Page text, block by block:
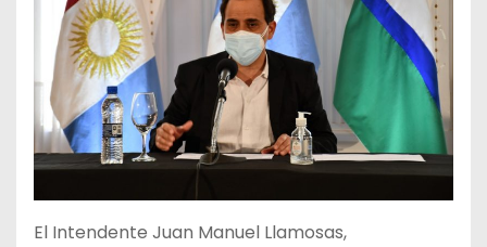
El Intendente Juan Manuel Llamosas,